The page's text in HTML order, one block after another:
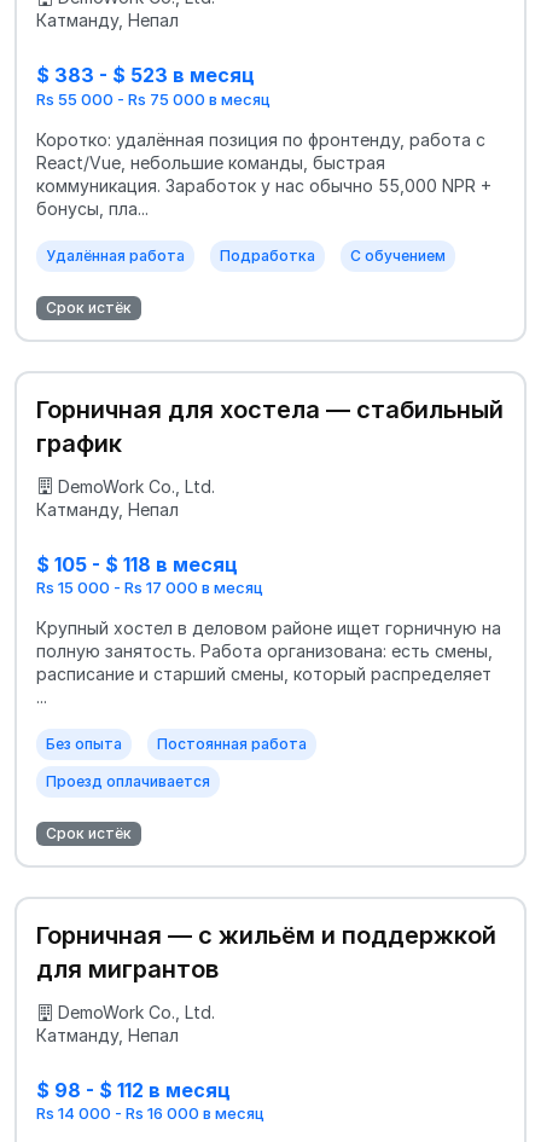
Катманду, Непал
$ 383 - $ 523 в месяц
Rs 55 000 - Rs 75 000 в месяц
Коротко: удалённая позиция по фронтенду, работа с
React/Vue, небольшие команды, быстрая
коммуникация. Заработок у нас обычно 55,000 NPR +
бонусы, пла...
Удалённая работа Подработка С обучением
Срок истёк
Горничная для хостела — стабильный
график
DemoWork Co., Ltd.
Катманду, Непал
$ 105 - $ 118 в месяц
Rs 15 000 - Rs 17 000 в месяц
Крупный хостел в деловом районе ищет горничную на
полную занятость. Работа организована: есть смены,
расписание и старший смены, который распределяет
...
Без опыта Постоянная работа
Проезд оплачивается
Срок истёк
Горничная — с жильём и поддержкой
для мигрантов
DemoWork Co., Ltd.
Катманду, Непал
$ 98 - $ 112 в месяц
Rs 14 000 - Rs 16 000 в месяц